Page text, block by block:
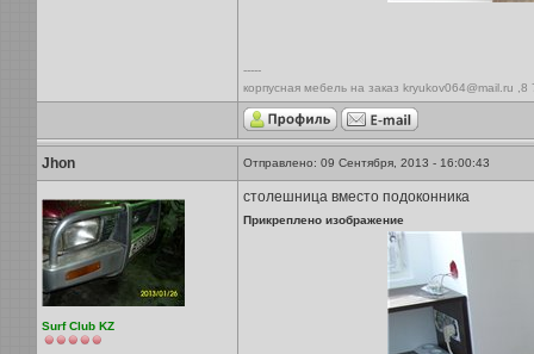
-----
корпусная мебель на заказ kryukov064@mail.ru
Jhon Отправлено: 09 Сентября, 2013 - 16:00:43
Surf Club KZ
столешница вместо подоконника
Прикреплено изображение